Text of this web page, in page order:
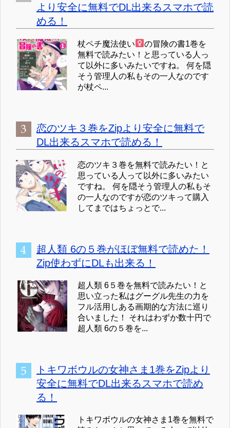
より安全に無料でDL出来るスマホで読
める！
杖ペチ魔法使い
の冒険の書1巻を
無料で読みたい！と思っている人っ
て以外に多いみたいですね。 何を隠
そう管理人の私もその一人なのです
が杖ペ...
恋のツキ３巻をZipより安全に無料で
DL出来るスマホで読める！
恋のツキ３巻を無料で読みたい！と
思っている人って以外に多いみたい
ですね。 何を隠そう管理人の私もそ
の一人なのですが恋のツキって購入
してまではちょっとで...
超人類 6の５巻がほぼ無料で読めた！
Zip使わずにDLも出来る！
超人類 6５巻を無料で読みたい！と
思い立った私はグーグル先生の力を
フル活用しある画期的な方法に巡り
合いました！ それはわずか数十円で
超人類 6の５巻を...
トキワボウルの女神さま1巻をZipより
安全に無料でDL出来るスマホで読め
る！
トキワボウルの女神さま1巻を無料で